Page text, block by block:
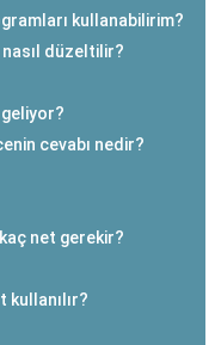
kullanabilirim?
düzeltilir?
cevabı nedir?
net gerekir?
kullanılır?